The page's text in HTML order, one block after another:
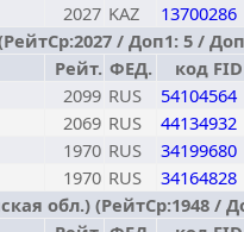
2027 KAZ
13700286
/ Доп1: 5 /
Рейт. ФЕД.
код
2099 RUS
54104564
2069 RUS
44134932
1970 RUS
34199680
1970 RUS
34164828
обл.) (РейтСр:1948 /